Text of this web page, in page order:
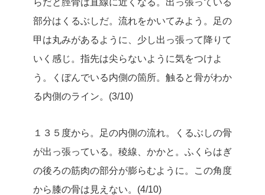
らだと脛骨は直線に近くなる。出っ張っている
部分はくるぶしだ。流れをかいてみよう。足の
甲は丸みがあるように、少し出っ張って降りて
いく感じ。指先は尖らないように気をつけよ
う。くぼんでいる内側の箇所。触ると骨がわか
る内側のライン。(3/10)
１３５度から。足の内側の流れ。くるぶしの骨
が出っ張っている。稜線、かかと。ふくらはぎ
の後ろの筋肉の部分が膨らむように。この角度
から膝の骨は見えない。(4/10)